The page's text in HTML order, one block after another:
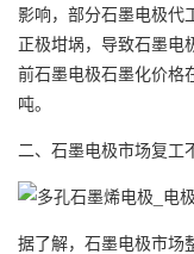
影响，部分石墨电极代
正极坩埚，导致石墨电
前石墨电极石墨化价格
吨。
二、石墨电极市场复工
据了解，石墨电极市场